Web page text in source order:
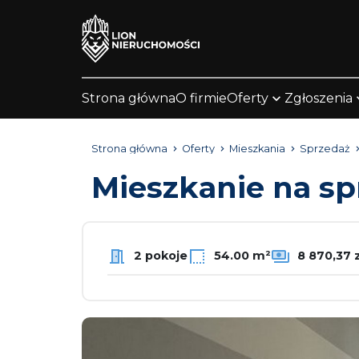
Strona głównaO firmieOferty Zgłoszenia
Strona główna Oferty Mieszkania Sprzedaż
Mieszkanie na
2 pokoje 54.00 m² 8 870,37